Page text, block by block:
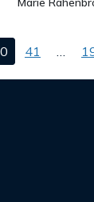
41